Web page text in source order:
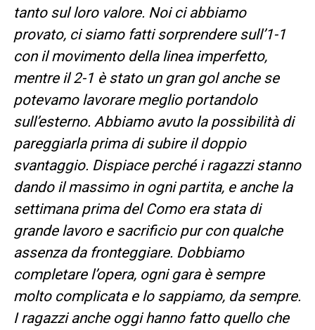
tanto sul loro valore. Noi ci abbiamo
provato, ci siamo fatti sorprendere sull’1-1
con il movimento della linea imperfetto,
mentre il 2-1 è stato un gran gol anche se
potevamo lavorare meglio portandolo
sull’esterno. Abbiamo avuto la possibilità di
pareggiarla prima di subire il doppio
svantaggio. Dispiace perché i ragazzi stanno
dando il massimo in ogni partita, e anche la
settimana prima del Como era stata di
grande lavoro e sacrificio pur con qualche
assenza da fronteggiare. Dobbiamo
completare l’opera, ogni gara è sempre
molto complicata e lo sappiamo, da sempre.
I ragazzi anche oggi hanno fatto quello che